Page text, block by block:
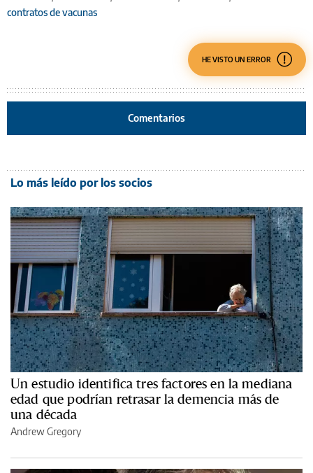
contratos de vacunas
HE VISTO UN ERROR
Comentarios
Lo más leído por los socios
Un estudio identifica tres factores en la mediana
edad que podrían retrasar la demencia más de
una década
Andrew Gregory